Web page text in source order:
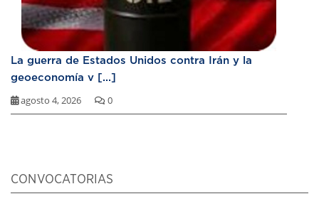
La guerra de Estados Unidos contra Irán y la
geoeconomía v [...]
agosto 4, 2026 0
CONVOCATORIAS